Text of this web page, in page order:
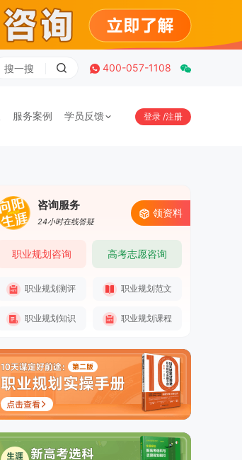
400-057-1108
服务案例 学员反馈 登录 /注册
咨询服务
24小时在线答疑
领资料
职业规划咨询 高考志愿咨询
职业规划测评 职业规划范文
职业规划知识 职业规划课程